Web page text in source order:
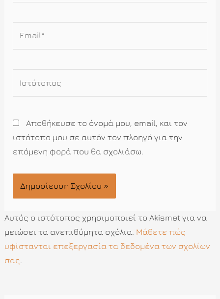
Αποθήκευσε το όνομά μου, email, και τον
ιστότοπο μου σε αυτόν τον πλοηγό για την
επόμενη φορά που θα σχολιάσω.
Αυτός ο ιστότοπος χρησιμοποιεί το Akismet για να
μειώσει τα ανεπιθύμητα σχόλια. Μάθετε πώς
υφίστανται επεξεργασία τα δεδομένα των σχολίων
σας.